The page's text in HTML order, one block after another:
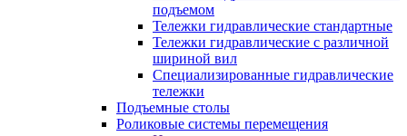
подъемом
Тележки гидравлические стандартные
Тележки гидравлические с различной
шириной вил
Специализированные гидравлические
тележки
Подъемные столы
Роликовые системы перемещения